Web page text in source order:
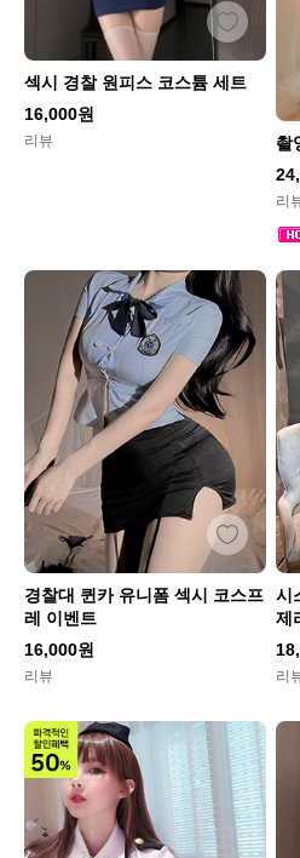
섹시 경찰 원피스 코스튬 세트
16,000원
리뷰
촬
리
경찰대 퀸카 유니폼 섹시 코스프
레 이벤트
16,000원
리뷰
시
제
리